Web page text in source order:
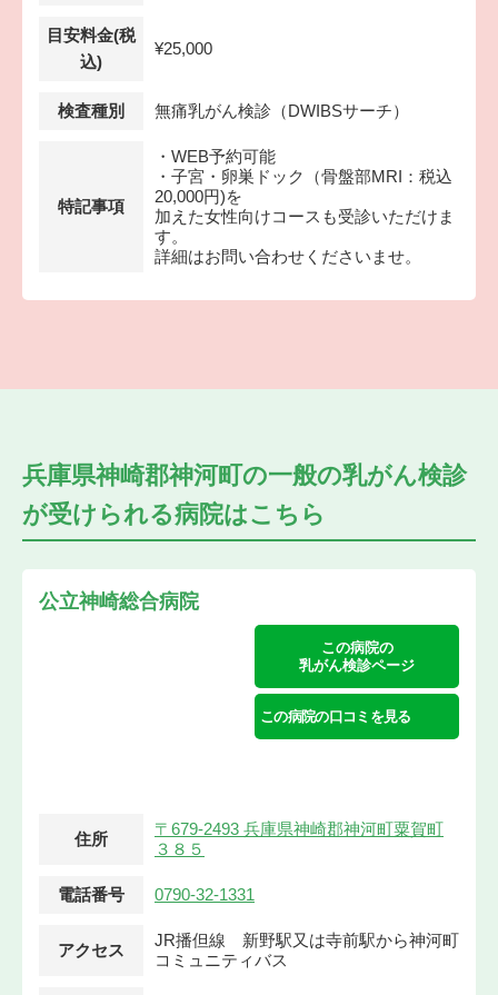
目安料金(税
込)
¥25,000
検査種別 無痛乳がん検診（DWIBSサーチ）
特記事項
・WEB予約可能
・子宮・卵巣ドック（骨盤部MRI：税込
20,000円)を
加えた女性向けコースも受診いただけま
す。
詳細はお問い合わせくださいませ。
兵庫県神崎郡神河町の一般の乳がん検診
が受けられる病院はこちら
公立神崎総合病院
この病院の
乳がん検診ページ
この病院の口コミを見る
住所
〒679-2493 兵庫県神崎郡神河町粟賀町
３８５
電話番号 0790-32-1331
アクセス
JR播但線 新野駅又は寺前駅から神河町
コミュニティバス